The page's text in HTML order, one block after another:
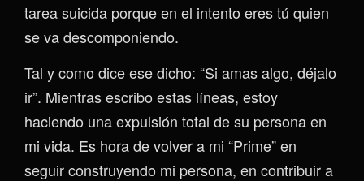
tarea suicida porque en el intento eres tú quien
se va descomponiendo.
Tal y como dice ese dicho: “Si amas algo, déjalo
ir”. Mientras escribo estas líneas, estoy
haciendo una expulsión total de su persona en
mi vida. Es hora de volver a mi “Prime” en
seguir construyendo mi persona, en contribuir a